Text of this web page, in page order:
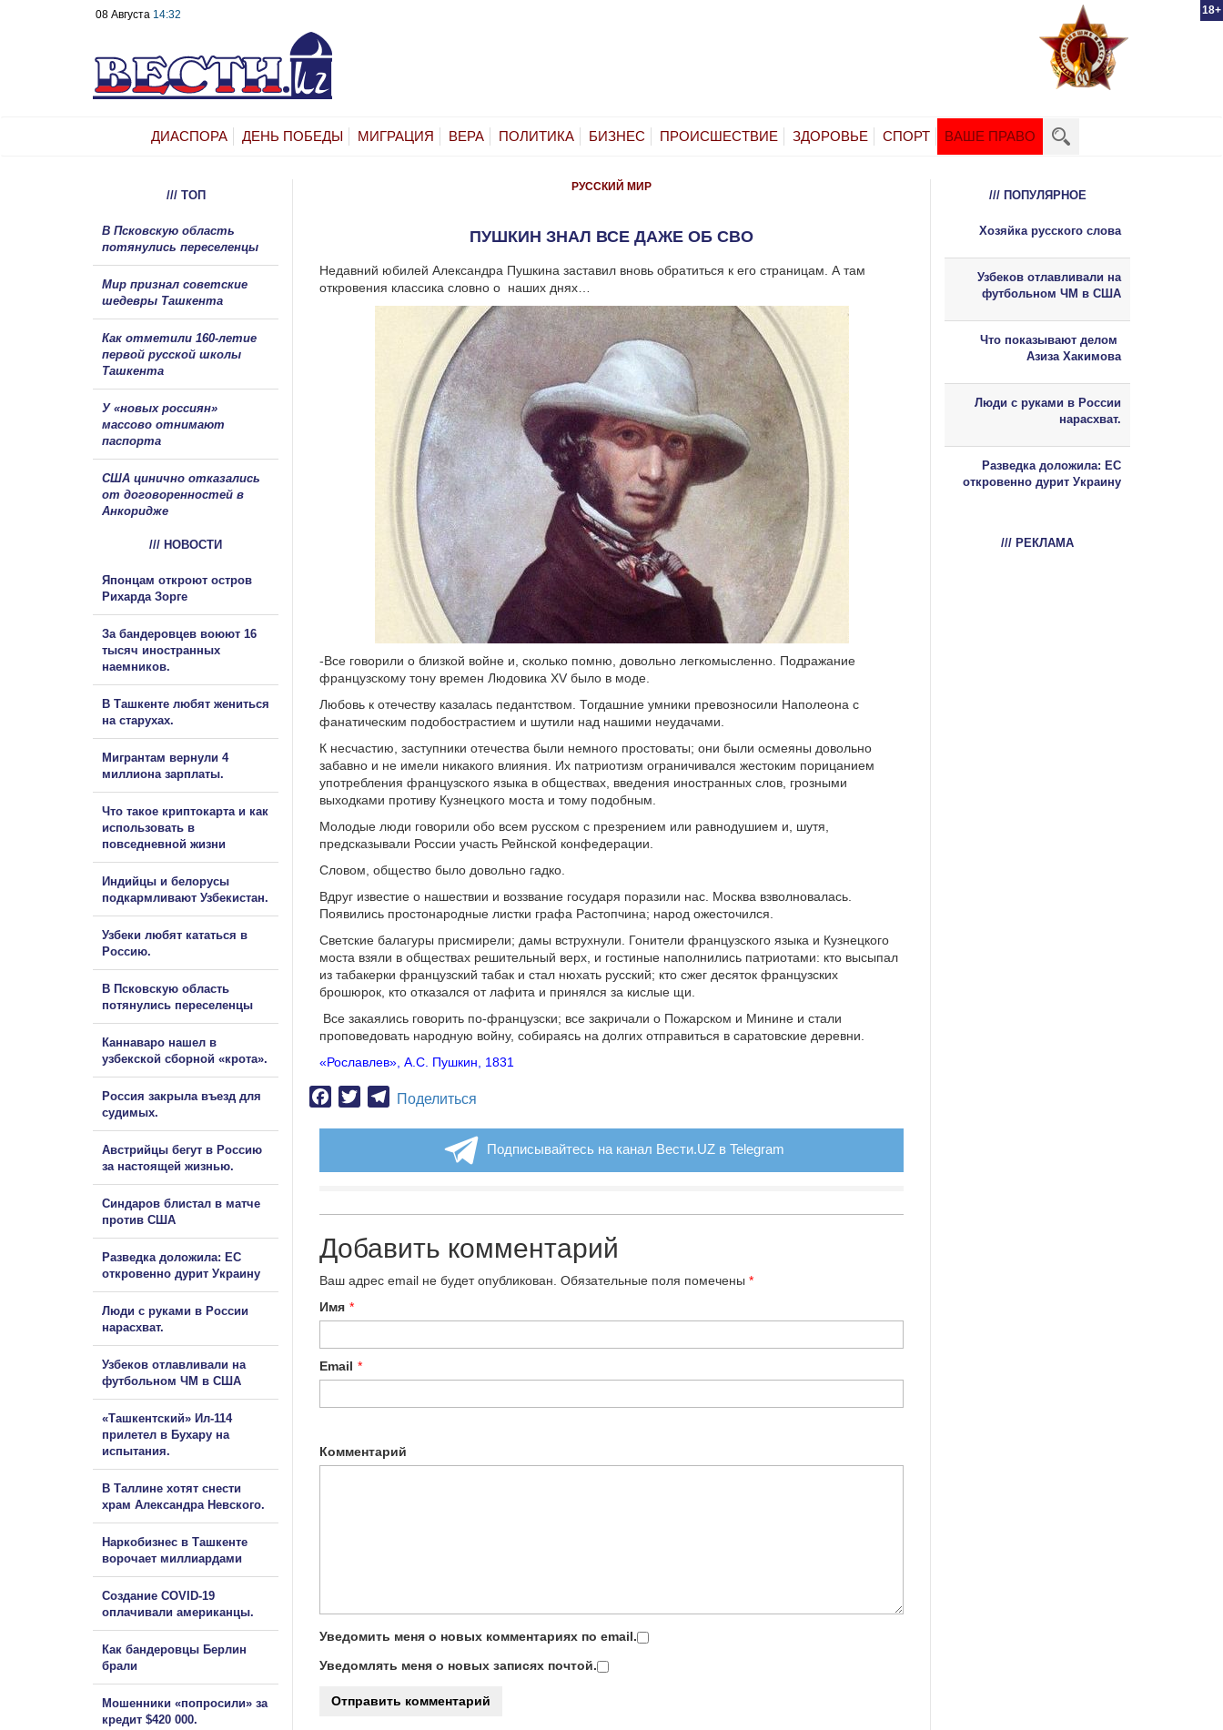
18+
08 Августа 14:32
ДИАСПОРА ДЕНЬ ПОБЕДЫ МИГРАЦИЯ ВЕРА ПОЛИТИКА БИЗНЕС ПРОИСШЕСТВИЕ ЗДОРОВЬЕ СПОРТ ВАШЕ ПРАВО
РУССКИЙ МИР
ПУШКИН ЗНАЛ ВСЕ ДАЖЕ ОБ СВО
Недавний юбилей Александра Пушкина заставил вновь обратиться к его страницам. А там
откровения классика словно о наших днях…
-Все говорили о близкой войне и, сколько помню, довольно легкомысленно. Подражание
французскому тону времен Людовика XV было в моде.
Любовь к отечеству казалась педантством. Тогдашние умники превозносили Наполеона с
фанатическим подобострастием и шутили над нашими неудачами.
К несчастию, заступники отечества были немного простоваты; они были осмеяны довольно
забавно и не имели никакого влияния. Их патриотизм ограничивался жестоким порицанием
употребления французского языка в обществах, введения иностранных слов, грозными
выходками противу Кузнецкого моста и тому подобным.
Молодые люди говорили обо всем русском с презрением или равнодушием и, шутя,
предсказывали России участь Рейнской конфедерации.
Словом, общество было довольно гадко.
Вдруг известие о нашествии и воззвание государя поразили нас. Москва взволновалась.
Появились простонародные листки графа Растопчина; народ ожесточился.
Светские балагуры присмирели; дамы вструхнули. Гонители французского языка и Кузнецкого
моста взяли в обществах решительный верх, и гостиные наполнились патриотами: кто высыпал
из табакерки французский табак и стал нюхать русский; кто сжег десяток французских
брошюрок, кто отказался от лафита и принялся за кислые щи.
Все закаялись говорить по-французски; все закричали о Пожарском и Минине и стали
проповедовать народную войну, собираясь на долгих отправиться в саратовские деревни.
«Рославлев», А.С. Пушкин, 1831
Facebook
TwitterTelegram
Поделиться
Подписывайтесь на канал Вести.UZ в Telegram
Добавить комментарий
Ваш адрес email не будет опубликован. Обязательные поля помечены *
Имя *
Email *
Комментарий
Уведомить меня о новых комментариях по email.
Уведомлять меня о новых записях почтой.
/// ТОП
В Псковскую область
потянулись переселенцы
Мир признал советские
шедевры Ташкента
Как отметили 160-летие
первой русской школы
Ташкента
У «новых россиян»
массово отнимают
паспорта
США цинично отказались
от договоренностей в
Анкоридже
/// НОВОСТИ
Японцам откроют остров
Рихарда Зорге
За бандеровцев воюют 16
тысяч иностранных
наемников.
В Ташкенте любят жениться
на старухах.
Мигрантам вернули 4
миллиона зарплаты.
Что такое криптокарта и как
использовать в
повседневной жизни
Индийцы и белорусы
подкармливают Узбекистан.
Узбеки любят кататься в
Россию.
В Псковскую область
потянулись переселенцы
Каннаваро нашел в
узбекской сборной «крота».
Россия закрыла въезд для
судимых.
Австрийцы бегут в Россию
за настоящей жизнью.
Синдаров блистал в матче
против США
Разведка доложила: ЕС
откровенно дурит Украину
Люди с руками в России
нарасхват.
Узбеков отлавливали на
футбольном ЧМ в США
«Ташкентский» Ил-114
прилетел в Бухару на
испытания.
В Таллине хотят снести
храм Александра Невского.
Наркобизнес в Ташкенте
ворочает миллиардами
Создание COVID-19
оплачивали американцы.
Как бандеровцы Берлин
брали
Мошенники «попросили» за
кредит $420 000.
/// ПОПУЛЯРНОЕ
Хозяйка русского слова
Узбеков отлавливали на
футбольном ЧМ в США
Что показывают делом
Азиза Хакимова
Люди с руками в России
нарасхват.
Разведка доложила: ЕС
откровенно дурит Украину
/// РЕКЛАМА